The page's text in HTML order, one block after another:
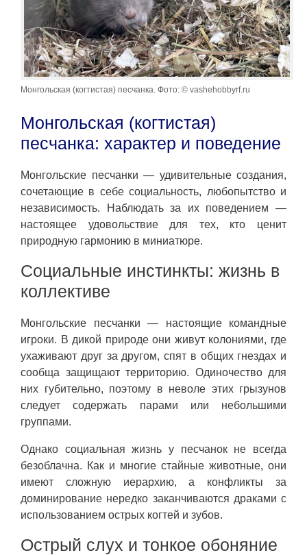
Монгольская (когтистая) песчанка. Фото: © vashehobbyrf.ru
Монгольская (когтистая)
песчанка: характер и поведение
Монгольские песчанки — удивительные создания,
сочетающие в себе социальность, любопытство и
независимость. Наблюдать за их поведением —
настоящее удовольствие для тех, кто ценит
природную гармонию в миниатюре.
Социальные инстинкты: жизнь в
коллективе
Монгольские песчанки — настоящие командные
игроки. В дикой природе они живут колониями, где
ухаживают друг за другом, спят в общих гнездах и
сообща защищают территорию. Одиночество для
них губительно, поэтому в неволе этих грызунов
следует содержать парами или небольшими
группами.
Однако социальная жизнь у песчанок не всегда
безоблачна. Как и многие стайные животные, они
имеют сложную иерархию, а конфликты за
доминирование нередко заканчиваются драками с
использованием острых когтей и зубов.
Острый слух и тонкое обоняние